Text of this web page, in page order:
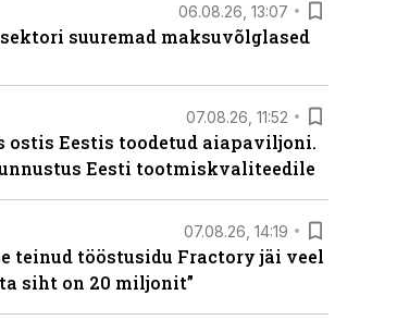
06.08.26, 13:07
suuremad maksuvõlglased
07.08.26, 11:52
ostis Eestis toodetud aiapaviljoni.
Eesti tootmiskvaliteedile
07.08.26, 14:19
teinud tööstusidu Fractory jäi veel
siht on 20 miljonit”